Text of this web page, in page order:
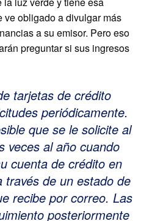
ve obligado a divulgar más
a su emisor. Pero eso
preguntar si sus ingresos
tarjetas de crédito
periódicamente.
que se le solicite al
veces al año cuando
cuenta de crédito en
través de un estado de
recibe por correo. Las
posteriormente